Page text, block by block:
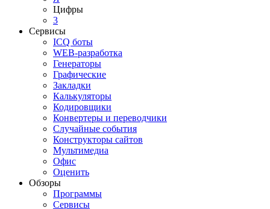
Цифры
3
Сервисы
ICQ боты
WEB-разработка
Генераторы
Графические
Закладки
Калькуляторы
Кодировщики
Конвертеры и переводчики
Случайные события
Конструкторы сайтов
Мультимедиа
Офис
Оценить
Обзоры
Программы
Сервисы